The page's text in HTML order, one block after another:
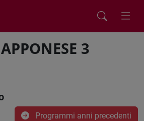
3
Programmi anni precedenti